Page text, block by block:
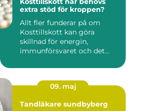
extra stöd för kroppen?
Allt fler funderar på om
Kosttillskott kan göra
skillnad för energin,
immunförsvaret och det
09. maj
Tandläkare sundbyberg